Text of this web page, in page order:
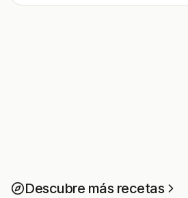
Descubre más recetas